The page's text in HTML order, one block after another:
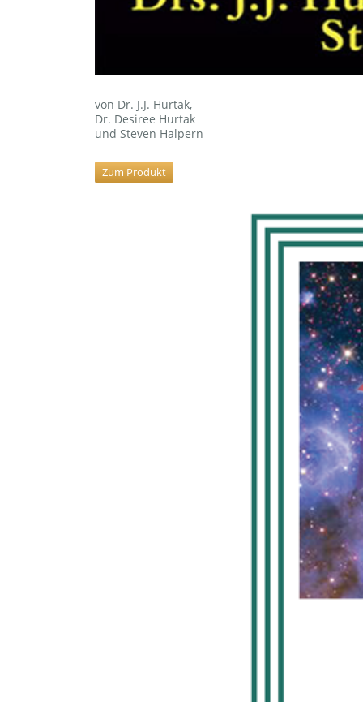
von Dr. J.J. Hurtak,
Dr. Desiree Hurtak
und Steven Halpern
Zum Produkt